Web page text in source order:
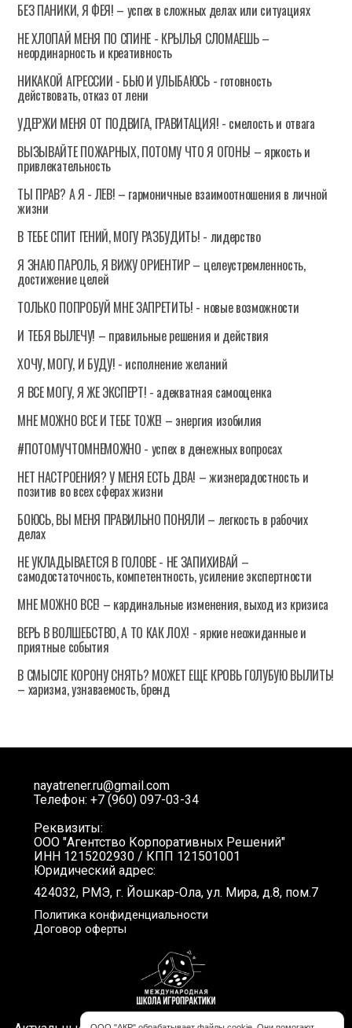
БЕЗ ПАНИКИ, Я ФЕЯ! – успех в сложных делах или ситуациях
НЕ ХЛОПАЙ МЕНЯ ПО СПИНЕ - КРЫЛЬЯ СЛОМАЕШЬ –
неординарность и креативность
НИКАКОЙ АГРЕССИИ - БЬЮ И УЛЫБАЮСЬ - готовность
действовать, отказ от лени
УДЕРЖИ МЕНЯ ОТ ПОДВИГА, ГРАВИТАЦИЯ! - смелость и отвага
ВЫЗЫВАЙТЕ ПОЖАРНЫХ, ПОТОМУ ЧТО Я ОГОНЬ! – яркость и
привлекательность
ТЫ ПРАВ? А Я - ЛЕВ! – гармоничные взаимоотношения в личной
жизни
В ТЕБЕ СПИТ ГЕНИЙ, МОГУ РАЗБУДИТЬ! - лидерство
Я ЗНАЮ ПАРОЛЬ, Я ВИЖУ ОРИЕНТИР – целеустремленность,
достижение целей
ТОЛЬКО ПОПРОБУЙ МНЕ ЗАПРЕТИТЬ! - новые возможности
И ТЕБЯ ВЫЛЕЧУ! – правильные решения и действия
ХОЧУ, МОГУ, И БУДУ! - исполнение желаний
Я ВСЕ МОГУ, Я ЖЕ ЭКСПЕРТ! - адекватная самооценка
МНЕ МОЖНО ВСЕ И ТЕБЕ ТОЖЕ! – энергия изобилия
#ПОТОМУЧТОМНЕМОЖНО - успех в денежных вопросах
НЕТ НАСТРОЕНИЯ? У МЕНЯ ЕСТЬ ДВА! – жизнерадостность и
позитив во всех сферах жизни
БОЮСЬ, ВЫ МЕНЯ ПРАВИЛЬНО ПОНЯЛИ – легкость в рабочих
делах
НЕ УКЛАДЫВАЕТСЯ В ГОЛОВЕ - НЕ ЗАПИХИВАЙ –
самодостаточность, компетентность, усиление экспертности
МНЕ МОЖНО ВСЕ! – кардинальные изменения, выход из кризиса
ВЕРЬ В ВОЛШЕБСТВО, А ТО КАК ЛОХ! - яркие неожиданные и
приятные события
В СМЫСЛЕ КОРОНУ СНЯТЬ? МОЖЕТ ЕЩЕ КРОВЬ ГОЛУБУЮ ВЫЛИТЬ!
– харизма, узнаваемость, бренд
nayatrener.ru@gmail.com
Телефон: +7 (960) 097-03-34
Реквизиты:
ООО "Агентство Корпоративных Решений"
ИНН 1215202930 / КПП 121501001
Юридический адрес:
424032, РМЭ, г. Йошкар-Ола, ул. Мира, д.8, пом.7
Политика конфиденциальности
Договор оферты